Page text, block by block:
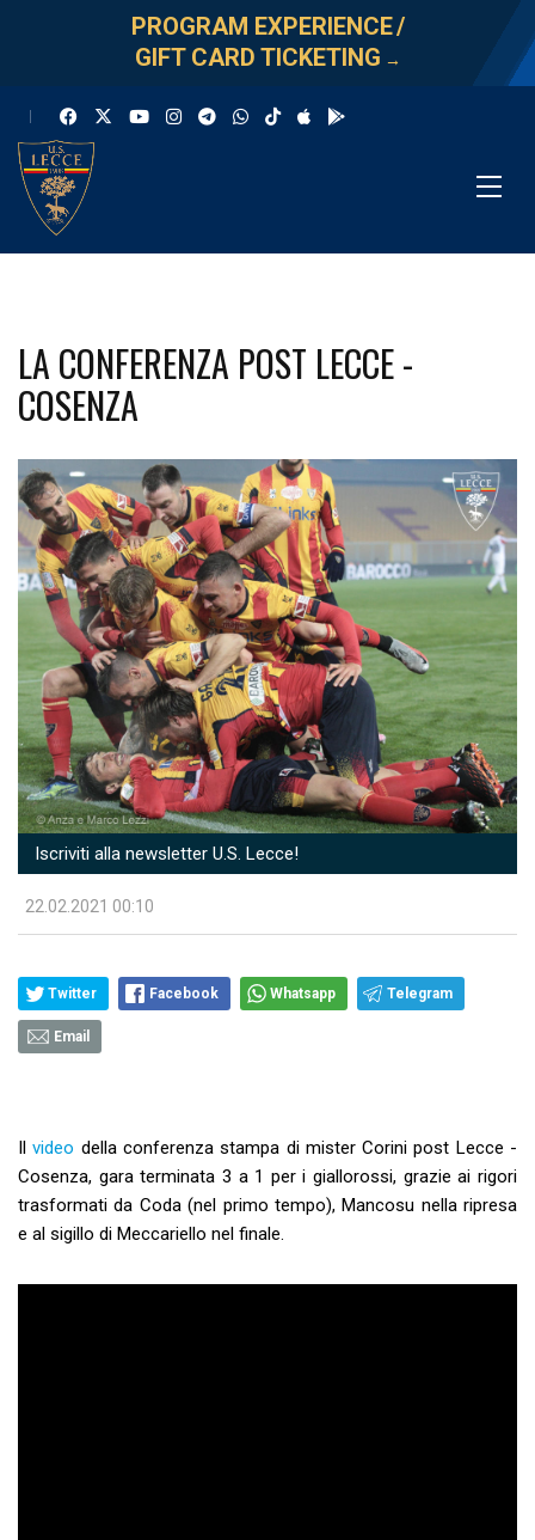
PROGRAM EXPERIENCE/
GIFT CARD TICKETING →
LA CONFERENZA POST LECCE -
COSENZA
Iscriviti alla newsletter U.S. Lecce!
22.02.2021 00:10
Twitter Facebook Whatsapp Telegram
Email
Ilvideo della conferenza stampa di mister Corini post Lecce -
Cosenza, gara terminata 3 a 1 per i giallorossi, grazie ai rigori
trasformati da Coda (nel primo tempo), Mancosu nella ripresa
e al sigillo di Meccariello nel finale.